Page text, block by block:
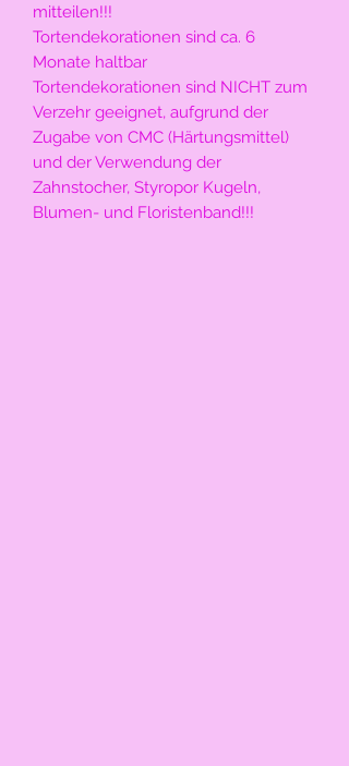
mitteilen!!!
Tortendekorationen sind ca. 6
Monate haltbar
Tortendekorationen sind NICHT zum
Verzehr geeignet, aufgrund der
Zugabe von CMC (Härtungsmittel)
und der Verwendung der
Zahnstocher, Styropor Kugeln,
Blumen- und Floristenband!!!